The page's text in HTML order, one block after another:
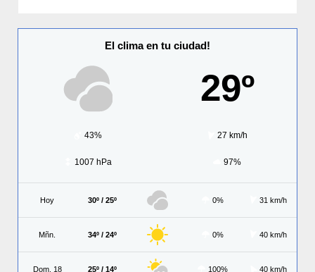
El clima en tu ciudad!
29º
43% 27 km/h
1007 hPa 97%
Hoy 30º / 25º 0% 31 km/h
Mñn. 34º / 24º 0% 40 km/h
Dom. 18 25º / 14º 100% 40 km/h